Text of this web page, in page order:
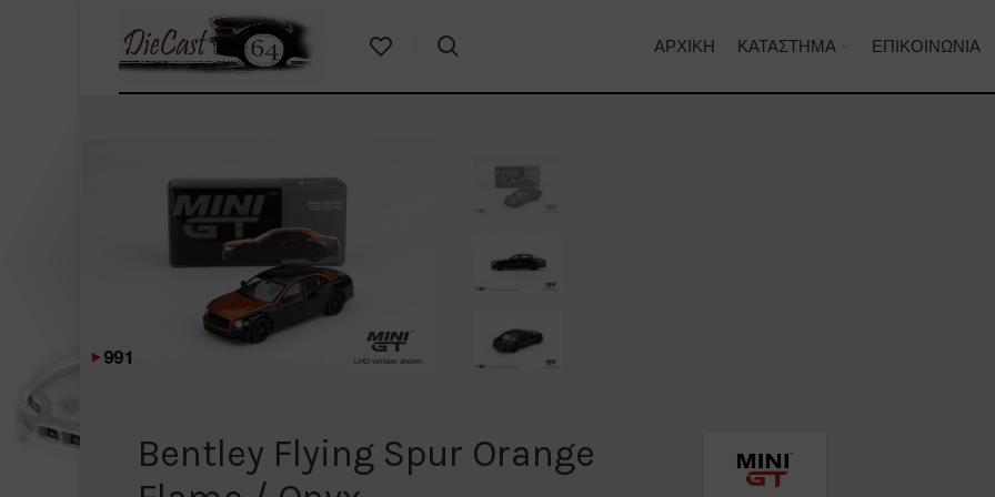
ΑΡΧΙΚΉ ΚΑΤΆΣΤΗΜΑ ΕΠΙΚΟΙΝΩΝΊΑ
Bentley Flying Spur Orange